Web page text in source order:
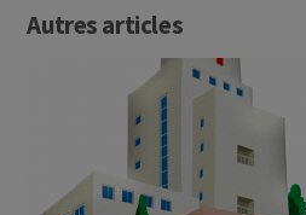
Autres articles